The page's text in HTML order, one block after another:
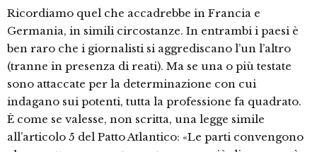
Ricordiamo quel che accadrebbe in Francia e
Germania, in simili circostanze. In entrambi i paesi è
ben raro che i giornalisti si aggrediscano l’un l’altro
(tranne in presenza di reati). Ma se una o più testate
sono attaccate per la determinazione con cui
indagano sui potenti, tutta la professione fa quadrato.
È come se valesse, non scritta, una legge simile
all’articolo 5 del Patto Atlantico: «Le parti convengono